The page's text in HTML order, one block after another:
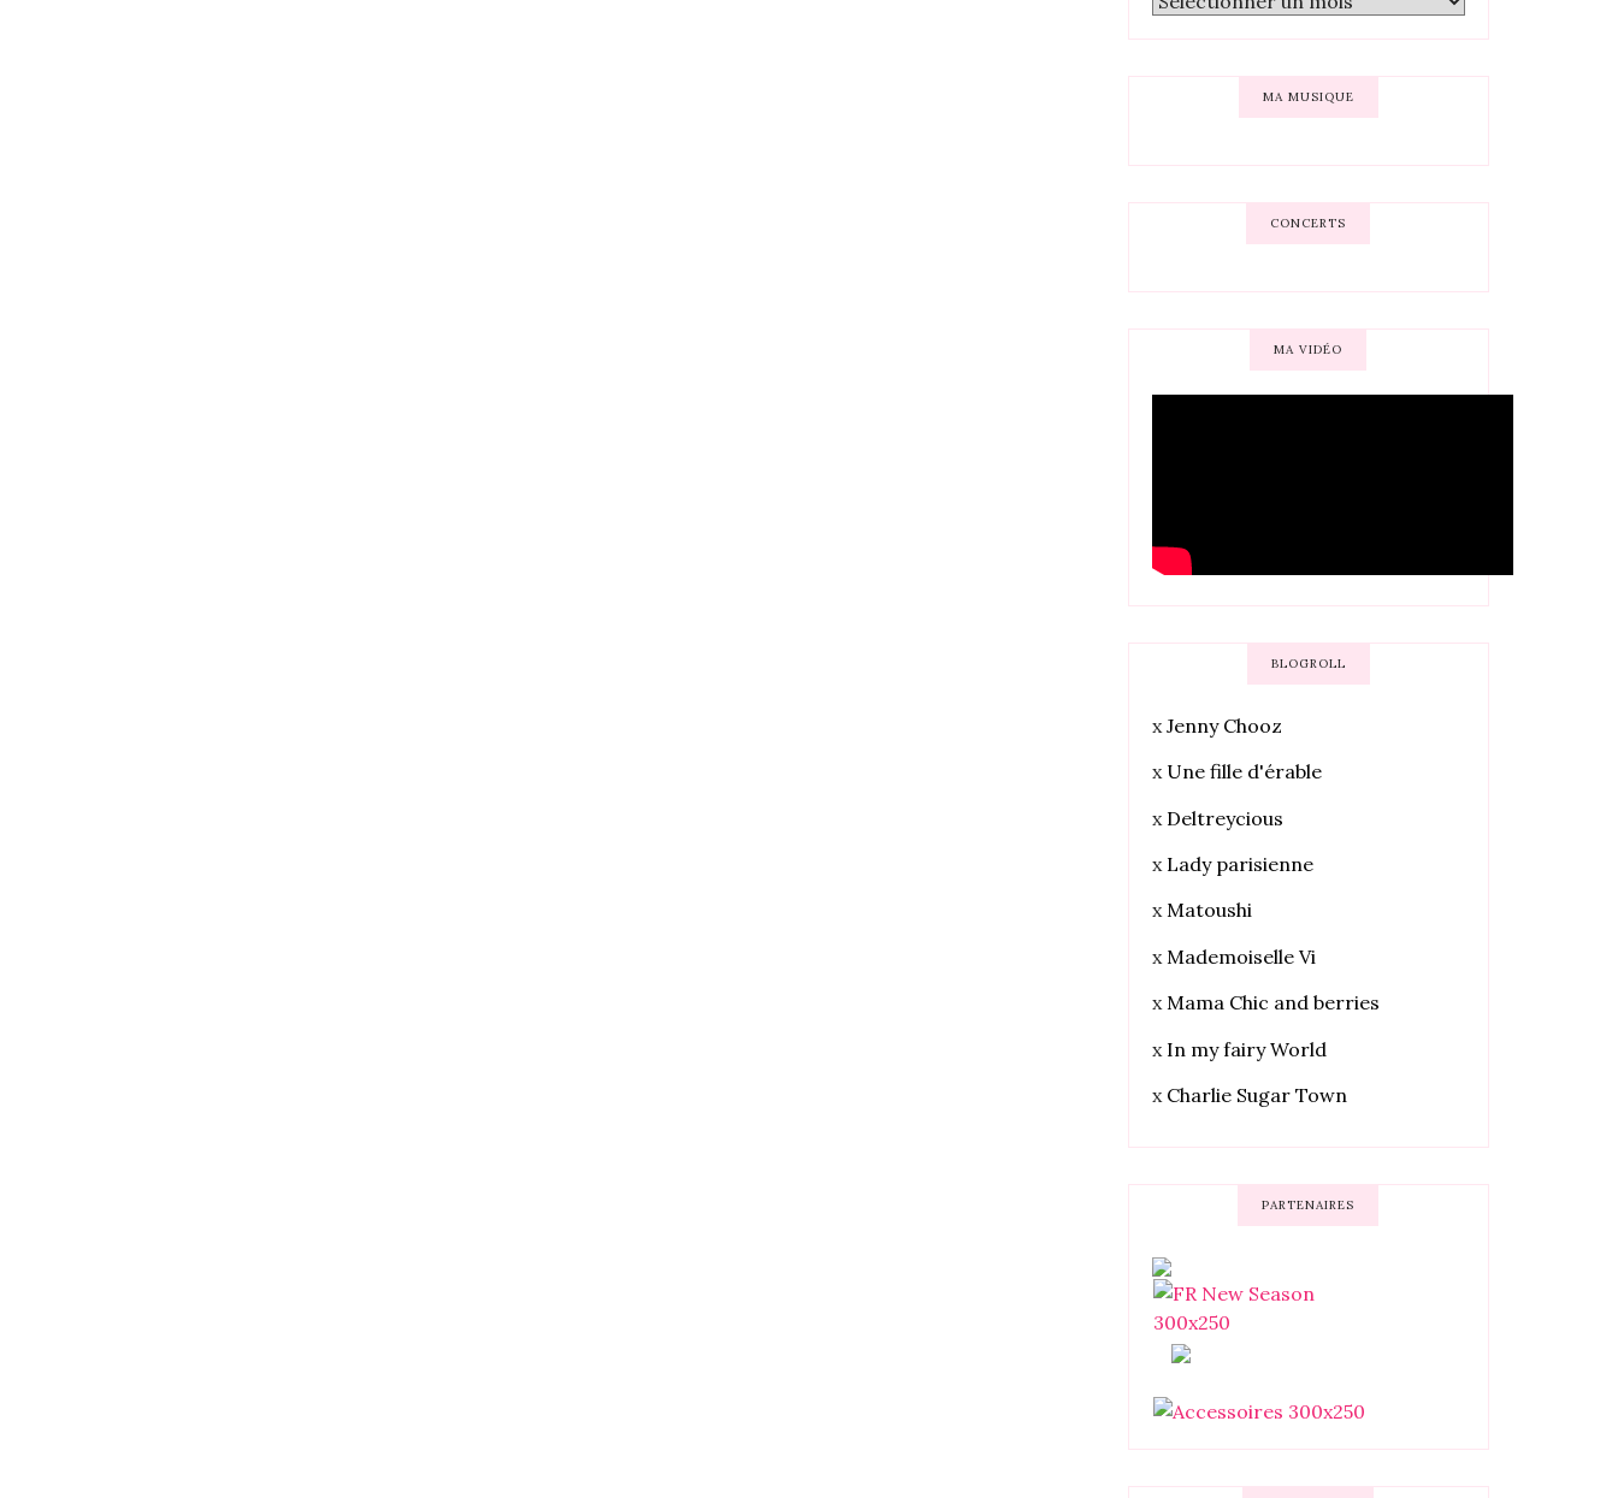
MA MUSIQUE
CONCERTS
MA VIDÉO
BLOGROLL
x Jenny Chooz
x Une fille d'érable
x Deltreycious
x Lady parisienne
xMatoushi
x Mademoiselle Vi
xMama Chic and berries
x In my fairy World
x Charlie Sugar Town
PARTENAIRES